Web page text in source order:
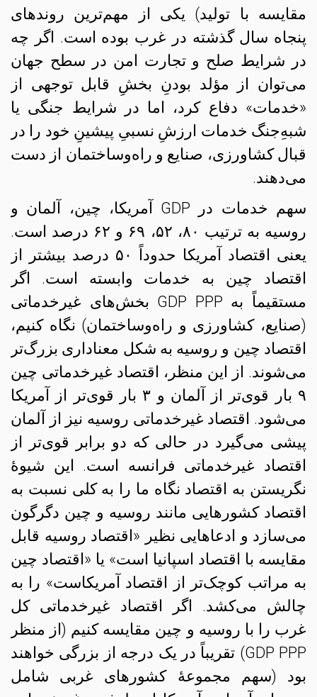
مقایسه با تولید) یکی از مهم‌ترین روندهای
پنجاه سال گذشته در غرب بوده است. اگر چه
در شرایط صلح و تجارت امن در سطح جهان
می‌توان از مؤلد بودنِ بخشِ قابل توجهی از
«خدمات» دفاع کرد، اما در شرایط جنگی یا
شبهِ‌جنگ خدمات ارزشِ نسبیِ پیشینِ خود را در
قبال کشاورزی، صنایع و راه‌و‌ساختمان از دست
می‌دهند.
سهم خدمات در GDP آمریکا، چین، آلمان و
روسیه به ترتیب ۸۰، ۵۲، ۶۹ و ۶۲ درصد است.
یعنی اقتصاد آمریکا حدوداً ۵۰ درصد بیشتر از
اقتصاد چین به خدمات وابسته است. اگر
مستقیماً به GDP PPP بخش‌های غیرخدماتی
(صنایع، کشاورزی و راه‌و‌ساختمان) نگاه کنیم،
اقتصاد چین و روسیه به شکل معناداری بزرگ‌تر
می‌شوند. از این منظر، اقتصاد غیرخدماتی چین
۹ بار قوی‌تر از آلمان و ۳ بار قوی‌تر از آمریکا
می‌شود. اقتصاد غیرخدماتی روسیه نیز از آلمان
پیشی می‌گیرد در حالی که دو برابر قوی‌تر از
اقتصاد غیرخدماتی فرانسه است. این شیوهٔ
نگریستن به اقتصاد نگاه ما را به کلی نسبت به
اقتصاد کشورهایی مانند روسیه و چین دگرگون
می‌سازد و ادعاهایی نظیر «اقتصاد روسیه قابل
مقایسه با اقتصاد اسپانیا است» یا «اقتصاد چین
به مراتب کوچک‌تر از اقتصاد آمریکاست» را به
چالش می‌کشد. اگر اقتصاد غیرخدماتی کل
غرب را با روسیه و چین مقایسه کنیم (از منظر
GDP PPP) تقریباً در یک درجه از بزرگی خواهند
بود (سهم مجموعهٔ کشورهای غربی شامل